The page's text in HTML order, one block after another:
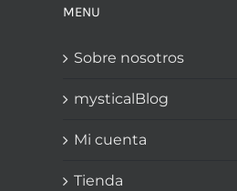
MENU
Sobre nosotros
mysticalBlog
Mi cuenta
Tienda